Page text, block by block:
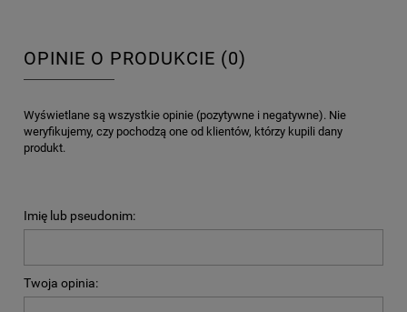
OPINIE O PRODUKCIE (0)
Wyświetlane są wszystkie opinie (pozytywne i negatywne). Nie
weryfikujemy, czy pochodzą one od klientów, którzy kupili dany
produkt.
Imię lub pseudonim:
Twoja opinia: